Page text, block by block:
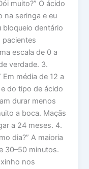
muito?” O ácido
na seringa e eu
bloqueio dentário
pacientes
escala de 0 a
verdade. 3.
média de 12 a
do tipo de ácido
durar menos
a boca. Maçãs
a 24 meses. 4.
dia?” A maioria
30–50 minutos.
nos